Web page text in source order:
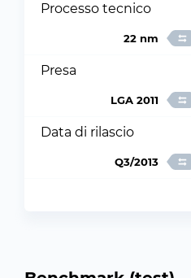
Processo tecnico
22 nm
Presa
LGA 2011
Data di rilascio
Q3/2013